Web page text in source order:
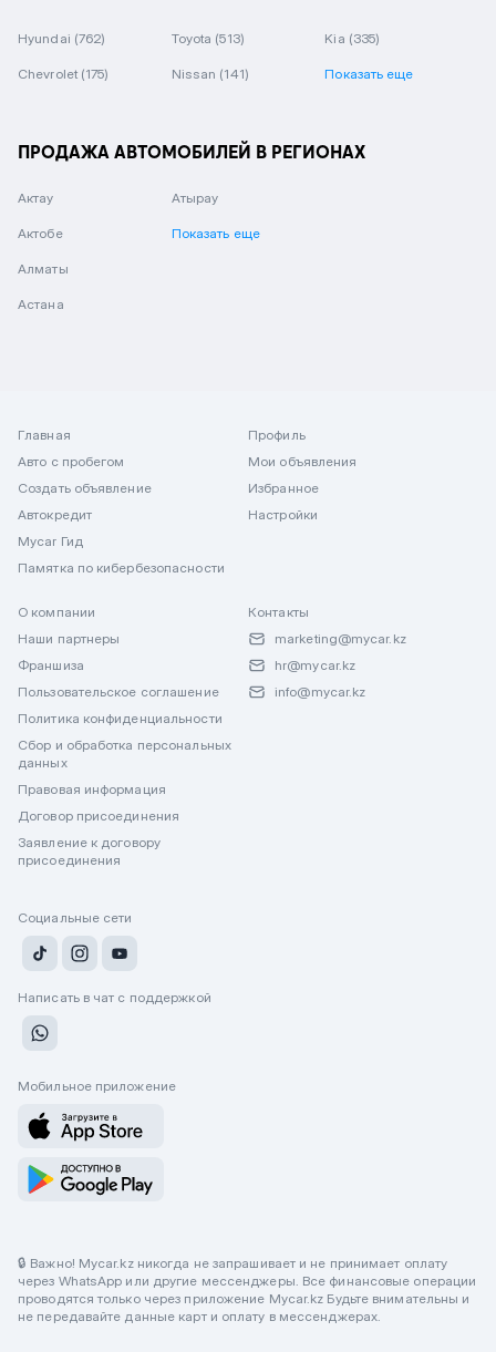
Hyundai (762) Toyota (513) Kia (335)
Chevrolet (175) Nissan (141) Показать еще
ПРОДАЖА АВТОМОБИЛЕЙ В РЕГИОНАХ
Актау
Актобе
Алматы
Астана
Атырау
Показать еще
Главная
Авто с пробегом
Создать объявление
Автокредит
Mycar Гид
Памятка по кибербезопасности
Профиль
Мои объявления
Избранное
Настройки
О компании
Наши партнеры
Франшиза
Пользовательское соглашение
Политика конфиденциальности
Сбор и обработка персональных
данных
Правовая информация
Договор присоединения
Заявление к договору
присоединения
Контакты
marketing@mycar.kz
hr@mycar.kz
info@mycar.kz
Социальные сети
Написать в чат с поддержкой
Мобильное приложение
🔒 Важно! Mycar.kz никогда не запрашивает и не принимает оплату
через WhatsApp или другие мессенджеры. Все финансовые операции
проводятся только через приложение Mycar.kz Будьте внимательны и
не передавайте данные карт и оплату в мессенджерах.